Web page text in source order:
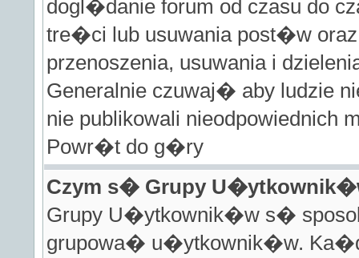
dogl�danie forum od czasu do
tre�ci lub usuwania post�w
przenoszenia, usuwania i
Generalnie czuwaj� aby ludzie
nie publikowali nieodpowiednich
Powr�t do g�ry
Czym s� Grupy
Grupy U�ytkownik�w s�
grupowa� u�ytkownik�w.